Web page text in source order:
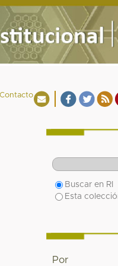
Contacto
Buscar en RI
Esta
Por